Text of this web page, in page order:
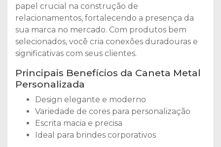
papel crucial na construção de
relacionamentos, fortalecendo a presença da
sua marca no mercado. Com produtos bem
selecionados, você cria conexões duradouras e
significativas com seus clientes.
Principais Benefícios da Caneta Metal
Personalizada
Design elegante e moderno
Variedade de cores para personalização
Escrita macia e precisa
Ideal para brindes corporativos